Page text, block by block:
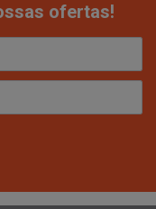
ofertas!